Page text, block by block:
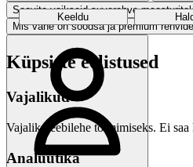
Soovita vaikseid suverehve
Mis vahe on soodsa ja premium
Keeldu
Küpsiste eelistused
Vajalikud
Vajalik veebilehe toimimiseks. Ei saa
Analüütika